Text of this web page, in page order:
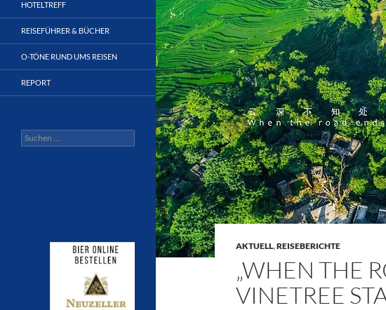
AKTUELL,REISEBERICHTE
„WHEN THE
VINETREE
HOTELTREFF
REISEFÜHRER & BÜCHER
O-TÖNE RUND UMS REISEN
REPORT
Suchen
nach: